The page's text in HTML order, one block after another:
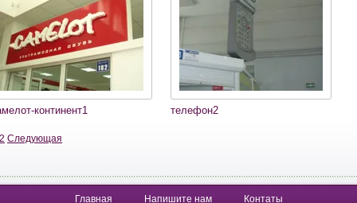
континент1 телефон2
2 Следующая
Главная Напишите нам Контаты